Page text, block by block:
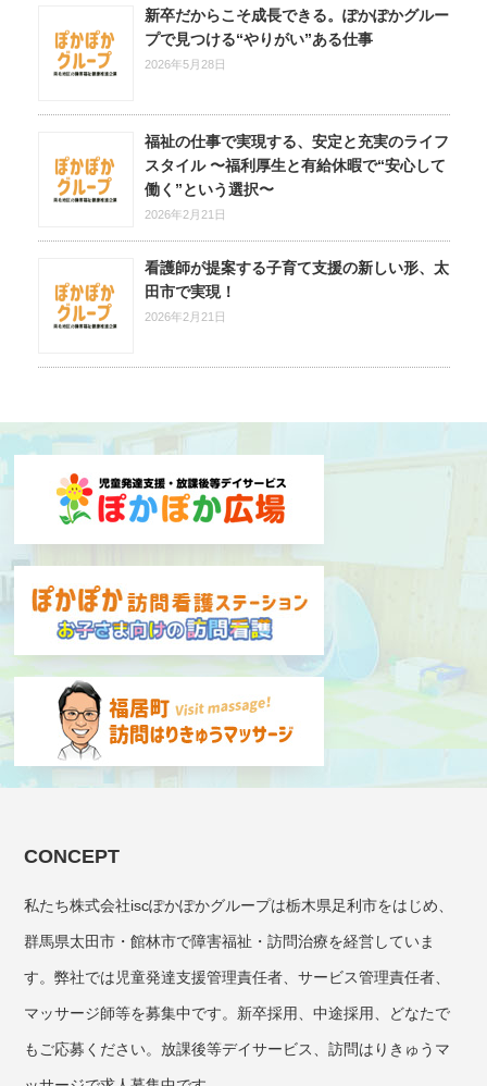
新卒だからこそ成長できる。ぽかぽかグルー
プで見つける“やりがい”ある仕事
2026年5月28日
福祉の仕事で実現する、安定と充実のライフ
スタイル 〜福利厚生と有給休暇で“安心して
働く”という選択〜
2026年2月21日
看護師が提案する子育て支援の新しい形、太
田市で実現！
2026年2月21日
CONCEPT
私たち株式会社iscぽかぽかグループは栃木県足利市をはじめ、
群馬県太田市・館林市で障害福祉・訪問治療を経営していま
す。弊社では児童発達支援管理責任者、サービス管理責任者、
マッサージ師等を募集中です。新卒採用、中途採用、どなたで
もご応募ください。放課後等デイサービス、訪問はりきゅうマ